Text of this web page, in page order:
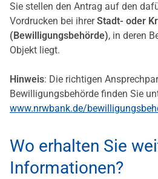
Sie stellen den Antrag auf den
Vordrucken bei ihrerStadt- oder
(Bewilligungsbehörde), in deren
Objekt liegt.
Hinweis: Die richtigen
Bewilligungsbehörde finden Sie
www.nrwbank.de/
Wo erhalten Sie
Informationen?